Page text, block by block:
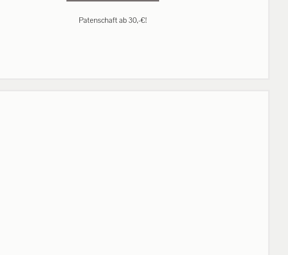
Patenschaft ab 30,-€!